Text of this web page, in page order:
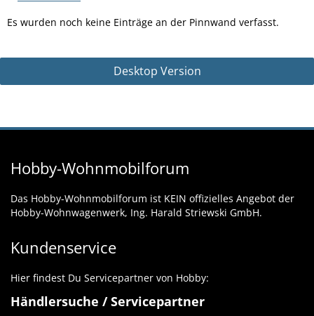
Es wurden noch keine Einträge an der Pinnwand verfasst.
Desktop Version
Hobby-Wohnmobilforum
Das Hobby-Wohnmobilforum ist KEIN offizielles Angebot der
Hobby-Wohnwagenwerk, Ing. Harald Striewski GmbH.
Kundenservice
Hier findest Du Servicepartner von Hobby:
Händlersuche / Servicepartner